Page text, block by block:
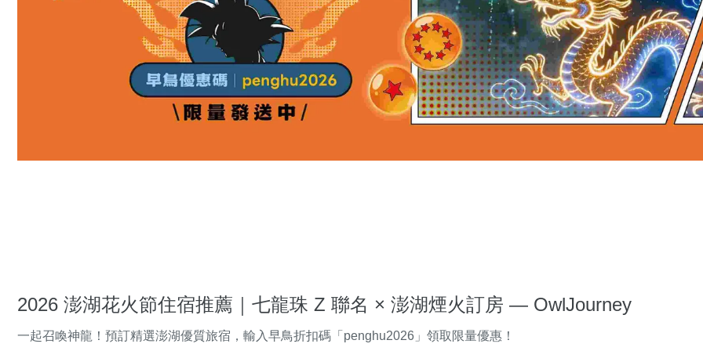
2026 澎湖花火節住宿推薦｜七龍珠 Z 聯名 × 澎湖煙火訂房 — OwlJourney
一起召喚神龍！預訂精選澎湖優質旅宿，輸入早鳥折扣碼「penghu2026」領取限量優惠！